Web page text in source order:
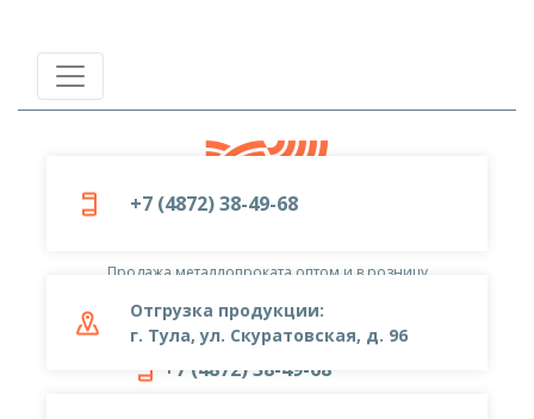
+7 (4872) 38-49-68
Отгрузка продукции:
г. Тула, ул. Скуратовская, д. 96
Продажа металлопроката оптом и в розницу
+7 (4872) 38-49-68